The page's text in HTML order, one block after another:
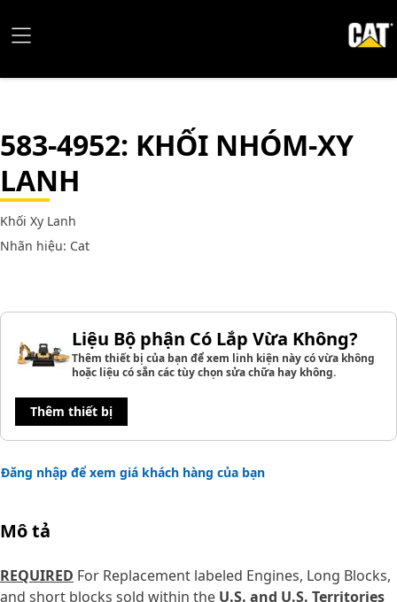
583-4952: KHỐI NHÓM-XY
LANH
Khối Xy Lanh
Nhãn hiệu: Cat
Liệu Bộ phận Có Lắp Vừa Không?
Thêm thiết bị của bạn để xem linh kiện này có vừa không
hoặc liệu có sẵn các tùy chọn sửa chữa hay không.
Thêm thiết bị
Đăng nhập để xem giá khách hàng của bạn
Mô tả
REQUIRED For Replacement labeled Engines, Long Blocks,
and short blocks sold within the U.S. and U.S. Territories